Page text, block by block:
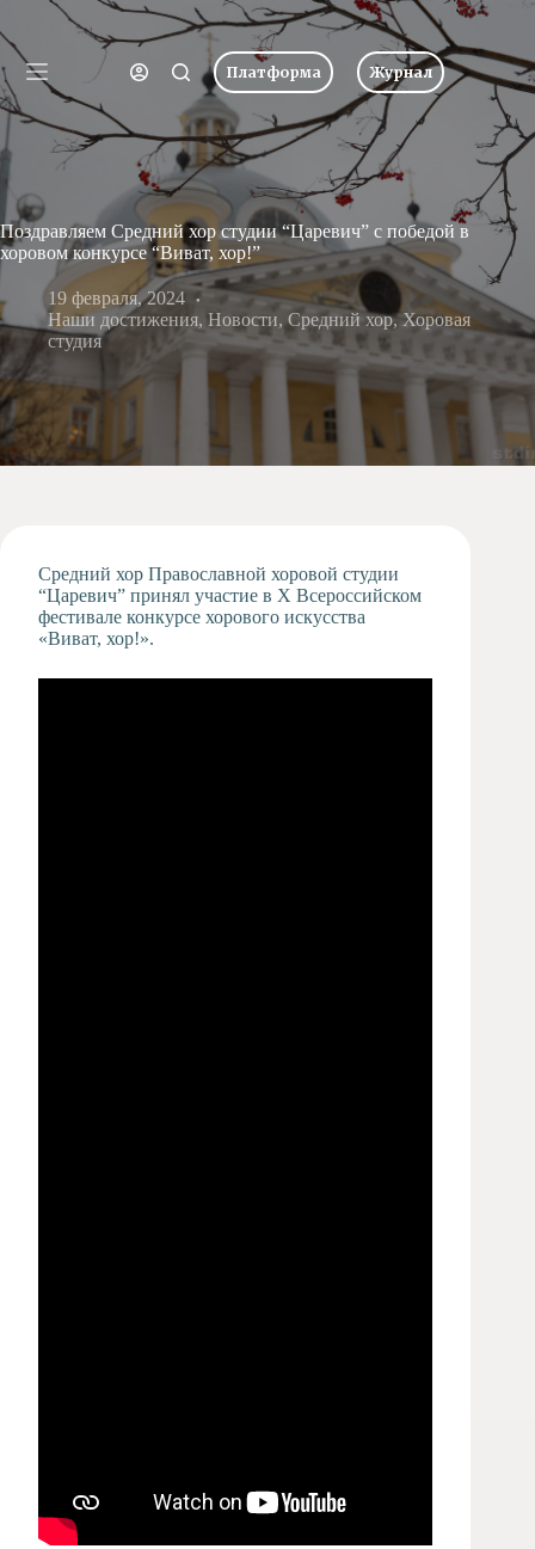
Перейти
к
сути
Ничего
не
найдено
Главная
Новости
школе
Учеба
Пресс-
центр
Хоровая
Царевич
Допобразование
студия
Музыкальное
отделение
Имя пользователя или Email
Пароль
Запомнить меня Забыли пароль?
Вход
Имя пользователя или Email
Получить новый пароль
← Вернуться ко входу
Платформа Журнал
Поздравляем Средний хор студии “Царевич” с победой в
хоровом конкурсе “Виват, хор!”
19 февраля, 2024
Наши достижения, Новости, Средний хор,Хоровая
студия
Средний хор Православной хоровой студии
“Царевич” принял участие в X Всероссийском
фестивале конкурсе хорового искусства
«Виват, хор!».